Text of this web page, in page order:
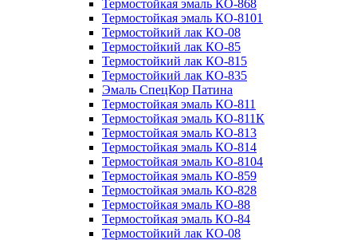
Термостойкая эмаль КО-868
Термостойкая эмаль КО-8101
Термостойкий лак КО-08
Термостойкий лак КО-85
Термостойкий лак КО-815
Термостойкий лак КО-835
Эмаль СпецКор Патина
Термостойкая эмаль КО-811
Термостойкая эмаль КО-811К
Термостойкая эмаль КО-813
Термостойкая эмаль КО-814
Термостойкая эмаль КО-8104
Термостойкая эмаль КО-859
Термостойкая эмаль КО-828
Термостойкая эмаль КО-88
Термостойкая эмаль КО-84
Термостойкий лак КО-08